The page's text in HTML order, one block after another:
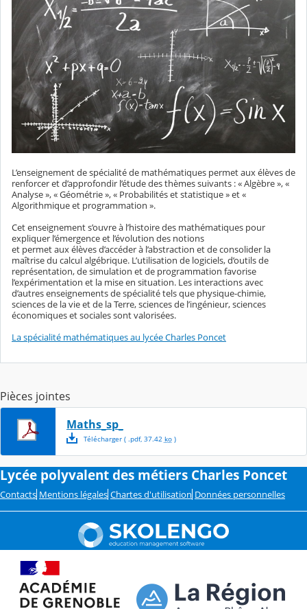
L’enseignement de spécialité de mathématiques permet aux élèves de
renforcer et d’approfondir l’étude des thèmes suivants : « Algèbre », «
Analyse », « Géométrie », « Probabilités et statistique » et «
Algorithmique et programmation ».
Cet enseignement s’ouvre à l’histoire des mathématiques pour
expliquer l’émergence et l’évolution des notions
et permet aux élèves d’accéder à l’abstraction et de consolider la
maîtrise du calcul algébrique. L’utilisation de logiciels, d’outils de
représentation, de simulation et de programmation favorise
l’expérimentation et la mise en situation. Les interactions avec
d’autres enseignements de spécialité tels que physique-chimie,
sciences de la vie et de la Terre, sciences de l’ingénieur, sciences
économiques et sociales sont valorisées.
La spécialité mathématiques au lycée Charles Poncet
Pièces jointes
Maths_sp_
Télécharger( .pdf, 37.42 ko)
Lycée polyvalent des métiers Charles Poncet
Contacts Mentions légales Chartes d'utilisation Données personnelles